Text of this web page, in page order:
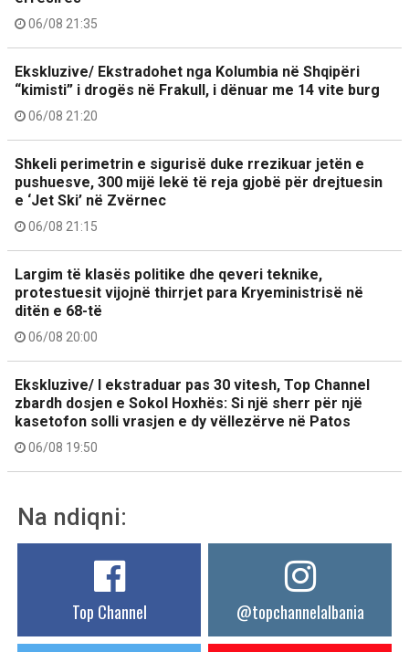
06/08 21:35
Ekskluzive/ Ekstradohet nga Kolumbia në Shqipëri
“kimisti” i drogës në Frakull, i dënuar me 14 vite burg
06/08 21:20
Shkeli perimetrin e sigurisë duke rrezikuar jetën e
pushuesve, 300 mijë lekë të reja gjobë për drejtuesin
e ‘Jet Ski’ në Zvërnec
06/08 21:15
Largim të klasës politike dhe qeveri teknike,
protestuesit vijojnë thirrjet para Kryeministrisë në
ditën e 68-të
06/08 20:00
Ekskluzive/ I ekstraduar pas 30 vitesh, Top Channel
zbardh dosjen e Sokol Hoxhës: Si një sherr për një
kasetofon solli vrasjen e dy vëllezërve në Patos
06/08 19:50
Na ndiqni:
Top Channel @topchannelalbania